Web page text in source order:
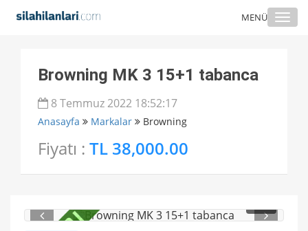
MENÜ
Browning MK 3 15+1 tabanca
8 Temmuz 2022 18:52:17
Anasayfa Markalar Browning
Fiyatı : TL 38,000.00
1/ 5